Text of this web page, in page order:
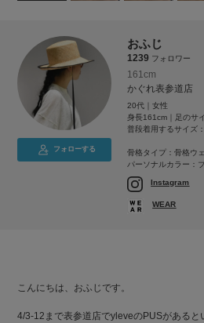
フォローする
おふじ
1239 フォロワー
161cm
かぐれ表参道店
20代｜女性
身長161cm｜足のサ
普段着用するサイズ：
骨格タイプ：骨格ウ
パーソナルカラー：
Instagram
WEAR
こんにちは、おふじです。
4/3-12まで表参道店でyleveのPUSがあると